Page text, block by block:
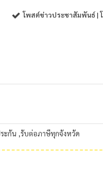
โพสต์ข่าวประชาสัมพันธ์ |
ะกัน ,รับต่อภาษีทุกจังหวัด